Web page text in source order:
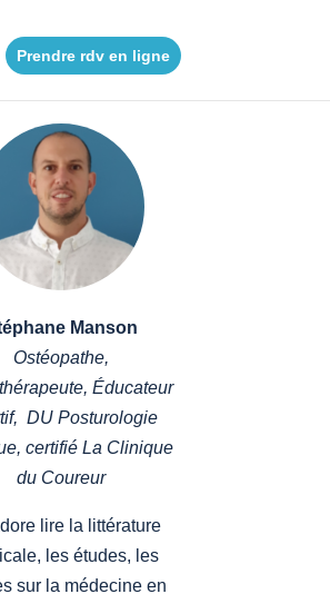
Prendre rdv en ligne
Manson
Ostéopathe,
Éducateur
DU Posturologie
certifié La Clinique
du Coureur
lire la littérature
les études, les
sur la médecine en